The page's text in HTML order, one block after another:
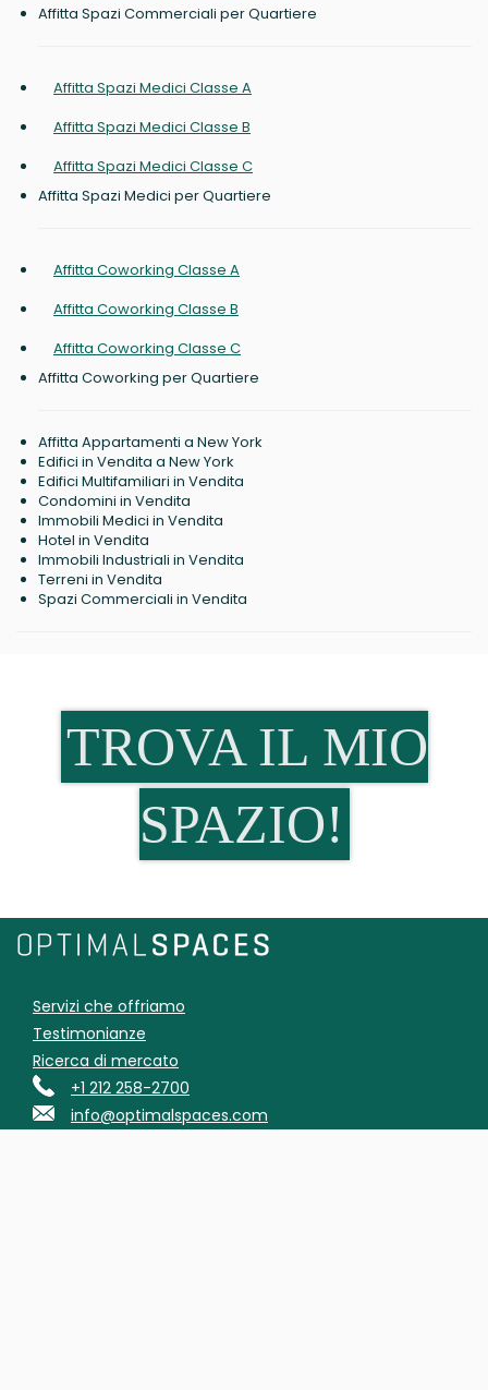
Affitta Spazi Commerciali per Quartiere
Affitta Spazi Medici Classe A
Affitta Spazi Medici Classe B
Affitta Spazi Medici Classe C
Affitta Spazi Medici per Quartiere
Affitta Coworking Classe A
Affitta Coworking Classe B
Affitta Coworking Classe C
Affitta Coworking per Quartiere
Affitta Appartamenti a New York
Edifici in Vendita a New York
Edifici Multifamiliari in Vendita
Condomini in Vendita
Immobili Medici in Vendita
Hotel in Vendita
Immobili Industriali in Vendita
Terreni in Vendita
Spazi Commerciali in Vendita
TROVA IL MIO
SPAZIO!
Servizi che offriamo
Testimonianze
Ricerca di mercato
+1 212 258-2700
info@optimalspaces.com